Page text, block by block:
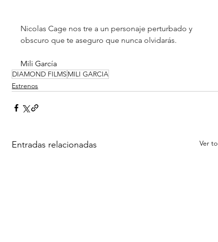
Nicolas Cage nos tre a un personaje perturbado y
obscuro que te aseguro que nunca olvidarás.
Mili García
DIAMOND FILMS MILI GARCIA
Estrenos
Entradas relacionadas Ver